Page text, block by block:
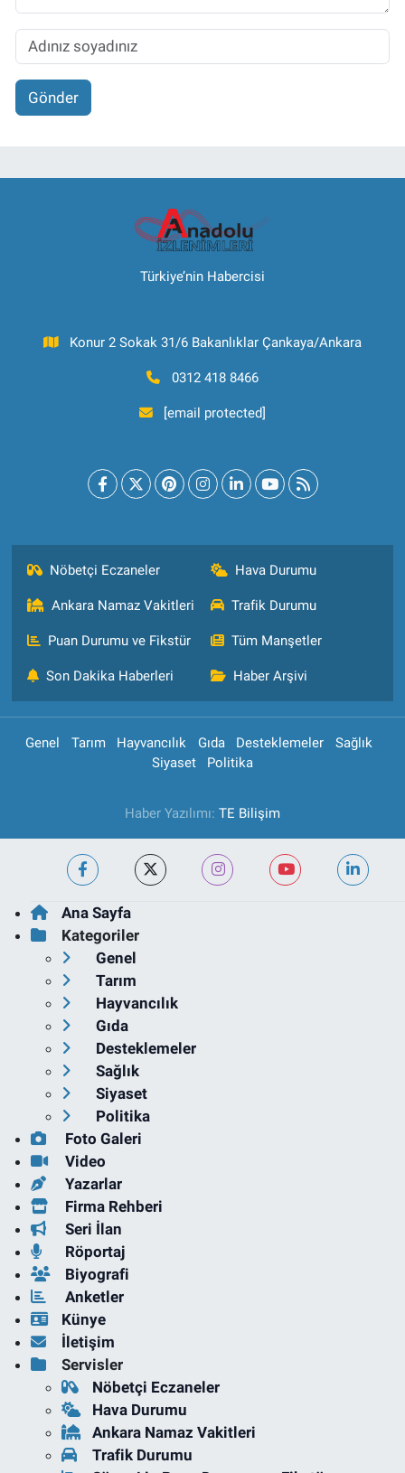
Gönder
Türkiye’nin Habercisi
Konur 2 Sokak 31/6 Bakanlıklar Çankaya/Ankara
0312 418 8466
[email protected]
Nöbetçi Eczaneler Hava Durumu
Ankara Namaz Vakitleri Trafik Durumu
Puan Durumu ve Fikstür Tüm Manşetler
Son Dakika Haberleri Haber Arşivi
Genel Tarım Hayvancılık Gıda Desteklemeler
Sağlık
Siyaset
Politika
Haber Yazılımı: TE Bilişim
Ana Sayfa
Kategoriler
Genel
Tarım
Hayvancılık
Gıda
Desteklemeler
Sağlık
Siyaset
Politika
Foto Galeri
Video
Yazarlar
Firma Rehberi
Seri İlan
Röportaj
Biyografi
Anketler
Künye
İletişim
Servisler
Nöbetçi Eczaneler
Hava Durumu
Ankara Namaz Vakitleri
Trafik Durumu